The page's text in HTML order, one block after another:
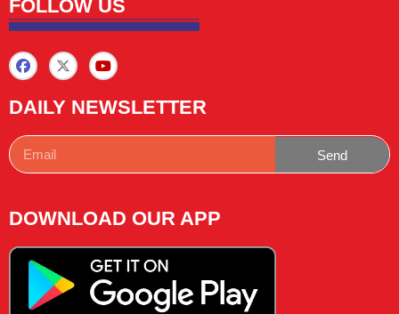
FOLLOW US
DAILY NEWSLETTER
Send
DOWNLOAD OUR APP